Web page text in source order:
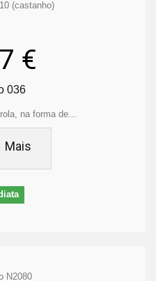
€
036
na forma de...
Mais